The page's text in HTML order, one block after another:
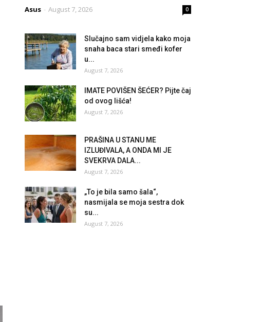
Asus - August 7, 2026 0
Slučajno sam vidjela kako moja
snaha baca stari smeđi kofer
u...
August 7, 2026
IMATE POVIŠEN ŠEĆER? Pijte čaj
od ovog lišća!
August 7, 2026
PRAŠINA U STANU ME
IZLUĐIVALA, A ONDA MI JE
SVEKRVA DALA...
August 7, 2026
„To je bila samo šala“,
nasmijala se moja sestra dok
su...
August 7, 2026